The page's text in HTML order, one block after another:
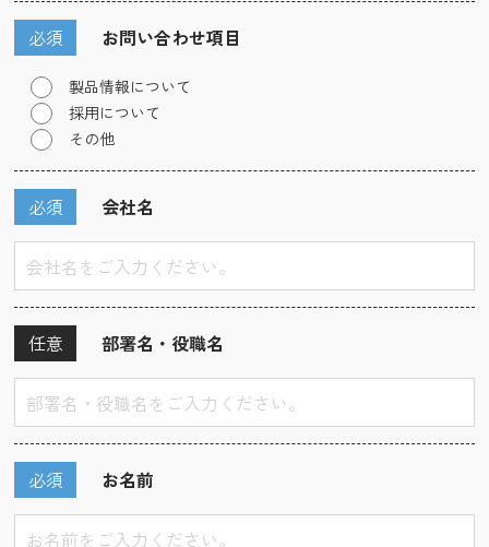
お問い合わせ項目
必須
製品情報について
採用について
その他
会社名
必須
部署名・役職名
任意
お名前
必須